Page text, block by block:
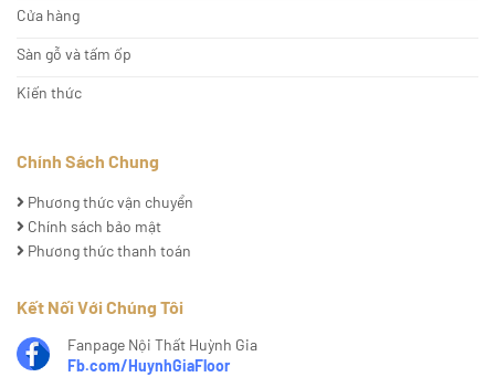
Cửa hàng
Sàn gỗ và tấm ốp
Kiến thức
Chính Sách Chung
Phương thức vận chuyển
Chính sách bảo mật
Phương thức thanh toán
Kết Nối Với Chúng Tôi
Fanpage Nội Thất Huỳnh Gia
Fb.com/HuynhGiaFloor